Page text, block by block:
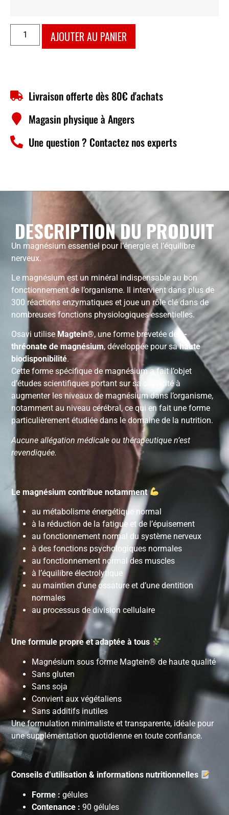
AJOUTER AU PANIER
Livraison offerte dès 80€ d'achats
Magasin physique à Angers
Une question ? Contactez nos experts
DESCRIPTION DU PRODUIT
Un magnésium essentiel pour l’énergie et l’équilibre
nerveux.
Le magnésium est un minéral indispensable au bon
fonctionnement de l’organisme. Il intervient dans plus de
300 réactions enzymatiques et joue un rôle clé dans de
nombreuses fonctions physiologiques essentielles.
Osavi utilise Magtein®, une forme brevetée de L-
thréonate de magnésium, développée pour sahaute
biodisponibilité.
Cette forme spécifique de magnésium a fait l’objet
d’études scientifiques portant sur sa capacité à
augmenter les niveaux de magnésium dans l’organisme,
notamment au niveau cérébral, ce qui en fait une forme
particulièrement étudiée dans le domaine de la nutrition.
Aucune allégation médicale ou thérapeutique n’est
revendiquée.
Le magnésium contribue notamment
au métabolisme énergétique normal
à la réduction de la fatigue et de l’épuisement
au fonctionnement normal du système nerveux
à des fonctions psychologiques normales
au fonctionnement normal des muscles
à l’équilibre électrolytique
au maintien d’une ossature et d’une dentition
normales
au processus de division cellulaire
Une formule propre et adaptée à tous
Magnésium sous forme Magtein® de haute qualité
Sans gluten
Sans soja
Convient aux végétaliens
Sans additifs inutiles
Une formulation minimaliste et transparente, idéale pour
une supplémentation quotidienne en toute confiance.
Conseils d’utilisation & informations nutritionnelles
Forme : gélules
Contenance : 90 gélules